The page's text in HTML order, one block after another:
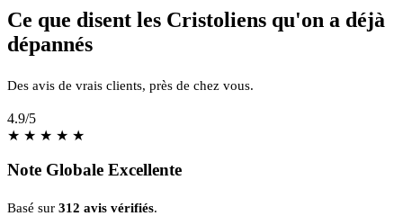
Ce que disent les Cristoliens qu'on a déjà
dépannés
Des avis de vrais clients, près de chez vous.
4.9/5
★ ★ ★ ★ ★
Note Globale Excellente
Basé sur 312 avis vérifiés.